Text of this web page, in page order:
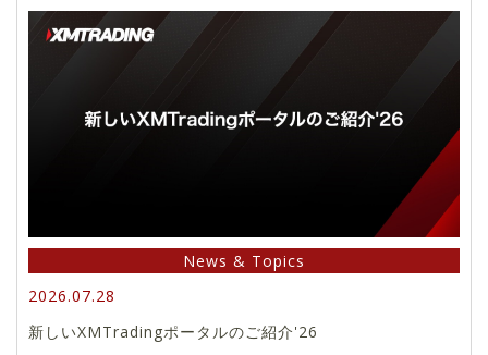
News & Topics
2026.07.28
新しいXMTradingポータルのご紹介'26